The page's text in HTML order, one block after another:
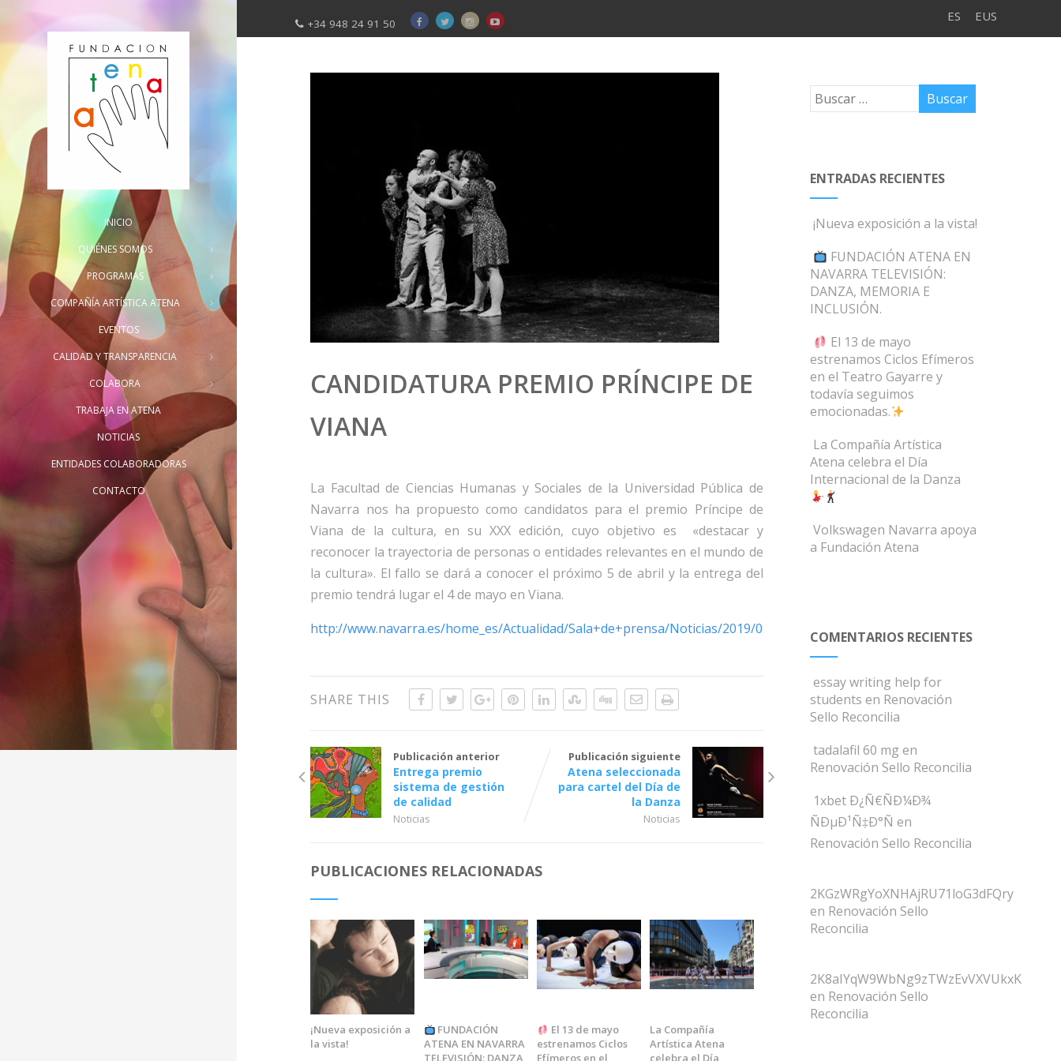
ES EUS
+34 948 24 91 50
INICIO
QUIÉNES SOMOS
PROGRAMAS
COMPAÑÍA ARTÍSTICA ATENA
EVENTOS
CALIDAD Y TRANSPARENCIA
COLABORA
TRABAJA EN ATENA
NOTICIAS
ENTIDADES COLABORADORAS
CONTACTO
CANDIDATURA PREMIO PRÍNCIPE DE
VIANA
La Facultad de Ciencias Humanas y Sociales de la Universidad Pública de
Navarra nos ha propuesto como candidatos para el premio Príncipe de
Viana de la cultura, en su XXX edición, cuyo objetivo es «destacar y
reconocer la trayectoria de personas o entidades relevantes en el mundo de
la cultura». El fallo se dará a conocer el próximo 5 de abril y la entrega del
premio tendrá lugar el 4 de mayo en Viana.
http://www.navarra.es/home_es/Actualidad/Sala+de+prensa/Noticias/2019/03/01/
SHARE THIS
Publicación anterior
Entrega premio
sistema de gestión
de calidad
Noticias
Publicación siguiente
Atena seleccionada
para cartel del Día de
la Danza
Noticias
PUBLICACIONES RELACIONADAS
¡Nueva exposición a
la vista!
FUNDACIÓN
ATENA EN NAVARRA
TELEVISIÓN: DANZA,
El 13 de mayo
estrenamos Ciclos
Efímeros en el
La Compañía
Artística Atena
celebra el Día
ENTRADAS RECIENTES
¡Nueva exposición a la vista!
FUNDACIÓN ATENA EN
NAVARRA TELEVISIÓN:
DANZA, MEMORIA E
INCLUSIÓN.
El 13 de mayo
estrenamos Ciclos Efímeros
en el Teatro Gayarre y
todavía seguimos
emocionadas.
La Compañía Artística
Atena celebra el Día
Internacional de la Danza
Volkswagen Navarra apoya
a Fundación Atena
COMENTARIOS RECIENTES
essay writing help for
students en Renovación
Sello Reconcilia
tadalafil 60 mg en
Renovación Sello Reconcilia
1xbet Ð¿Ñ€ÑÐ¼Ð¾
ÑÐµÐ¹Ñ‡Ð°Ñ en
Renovación Sello Reconcilia
2KGzWRgYoXNHAjRU71loG3dFQry
en Renovación Sello
Reconcilia
2K8aIYqW9WbNg9zTWzEvVXVUkxK
en Renovación Sello
Reconcilia